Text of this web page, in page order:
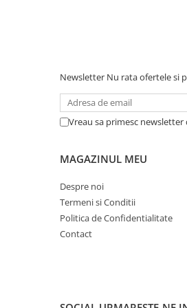
Foarfeci tuns oi
Incubatoare oua
Newsletter Nu rata ofertele si
Vreau sa primesc
MAGAZINUL MEU
Despre noi
Termeni si Conditii
Politica de Confidentialitate
Contact